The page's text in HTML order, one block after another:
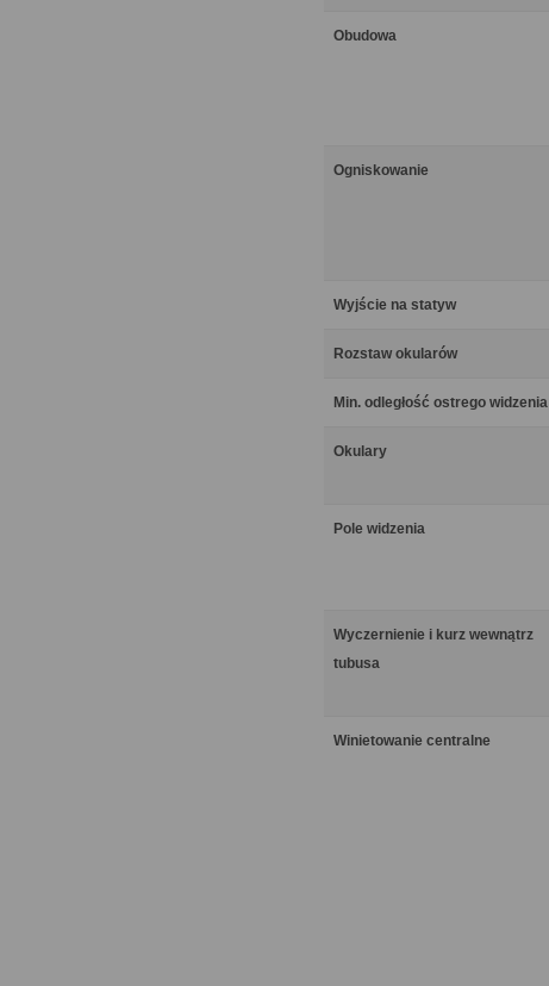
Obudowa
Ogniskowanie
Wyjście na statyw
Rozstaw okularów
Min. odległość ostrego widzenia
Okulary
Pole widzenia
Wyczernienie i kurz wewnątrz
tubusa
Winietowanie centralne